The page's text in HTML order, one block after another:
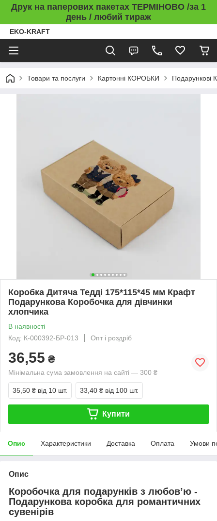
Друк на паперових пакетах ТЕРМІНОВО /за 1
день / любий тираж
EKO-KRAFT
Товари та послуги Картонні КОРОБКИ Подарункові
Коробка Дитяча Тедді 175*115*45 мм Крафт
Подарункова Коробочка для дівчинки
хлопчика
В наявності
Код: К-000392-БР-013
Опт і роздріб
36,55 ₴
Мінімальна сума замовлення на сайті — 300 ₴
35,50 ₴ від 10 шт. 33,40 ₴ від 100 шт.
Купити
Опис Характеристики Доставка Оплата Умови
Опис
Коробочка для подарунків з любов’ю -
Подарункова коробка для романтичних
сувенірів